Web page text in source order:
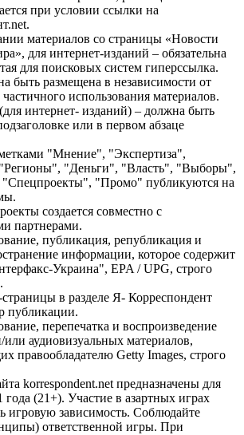
при условии ссылки на
материалов со страницы «Новости
для интернет-изданий – обязательна
для поисковых систем гиперссылка.
быть размещена в независимости от
использования материалов.
интернет- изданий) – должна быть
или в первом абзаце
"Мнение", "Экспертиза",
"Деньги", "Власть", "Выборы",
"Спецпроекты", "Промо" публикуются на
создается совместно с
партнерами.
публикация, републикация и
информации, которое содержит
Украина", EPA / UPG, строго
в разделе Я- Корреспондент
публикации.
перепечатка и воспроизведение
аудиовизуальных материалов,
правообладателю Getty Images, строго
korrespondent.net предназначены для
года (21+). Участие в азартных играх
игровую зависимость. Соблюдайте
ответственной игры. При